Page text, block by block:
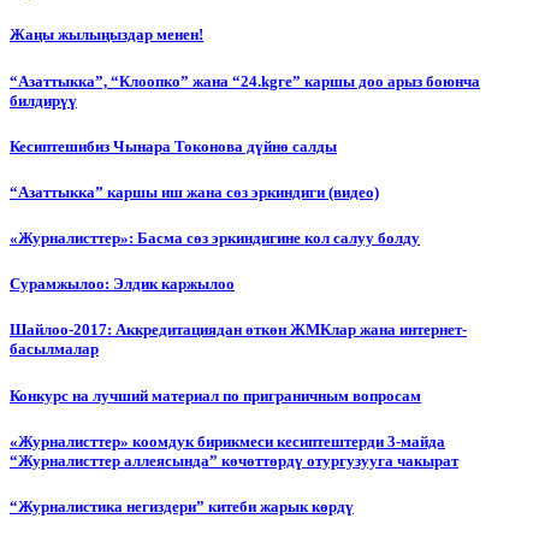
Жаңы жылыңыздар менен!
“Азаттыкка”, “Клоопко” жана “24.kgге” каршы доо арыз боюнча
билдирүү
Кесиптешибиз Чынара Токонова дүйнө салды
“Азаттыкка” каршы иш жана сөз эркиндиги (видео)
«Журналисттер»: Басма сөз эркиндигине кол салуу болду
Сурамжылоо: Элдик каржылоо
Шайлоо-2017: Аккредитациядан өткөн ЖМКлар жана интернет-
басылмалар
Конкурс на лучший материал по приграничным вопросам
«Журналисттер» коомдук бирикмеси кесиптештерди 3-майда
“Журналисттер аллеясында” көчөттөрдү отургузууга чакырат
“Журналистика негиздери” китеби жарык көрдү